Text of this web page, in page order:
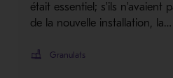
était essentiel; s'ils n'avaient
de la nouvelle installation, la…
Granulats